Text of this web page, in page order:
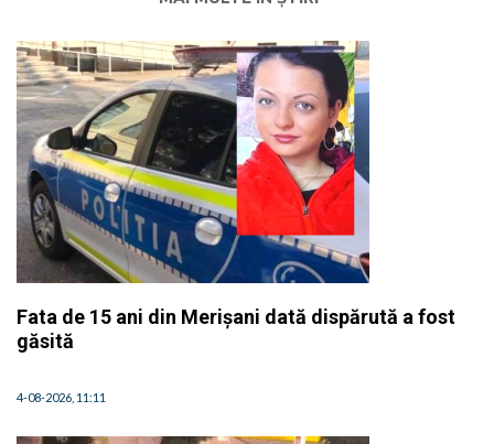
Fata de 15 ani din Merișani dată dispărută a fost
găsită
4-08-2026, 11:11